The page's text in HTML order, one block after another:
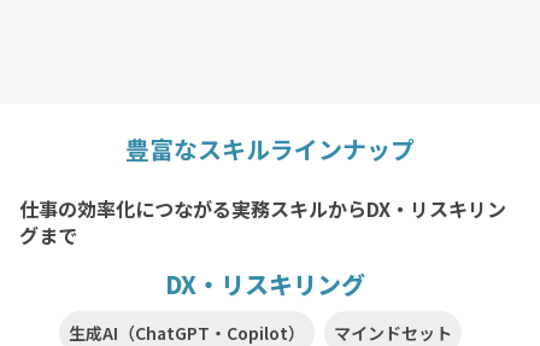
豊富なスキルラインナップ
仕事の効率化につながる実務スキルからDX・リスキリン
グまで
DX・リスキリング
生成AI（ChatGPT・Copilot） マインドセット